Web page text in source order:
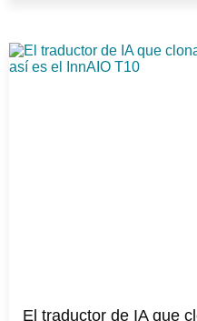
El traductor de IA que